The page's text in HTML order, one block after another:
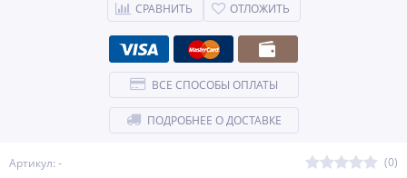
Артикул: -
(0)
СРАВНИТЬ
ОТЛОЖИТЬ
ВСЕ СПОСОБЫ ОПЛАТЫ
ПОДРОБНЕЕ О ДОСТАВКЕ